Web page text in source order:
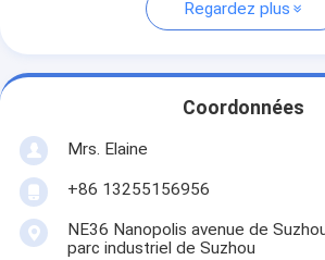
Regardez plus
Coordonnées
Mrs. Elaine
+86 13255156956
NE36 Nanopolis avenue de
parc industriel de Suzhou